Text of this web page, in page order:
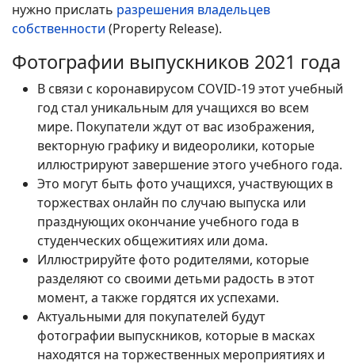
нужно прислать разрешения владельцев
собственности (Property Release).
Фотографии выпускников 2021 года
В связи с коронавирусом COVID-19 этот учебный
год стал уникальным для учащихся во всем
мире. Покупатели ждут от вас изображения,
векторную графику и видеоролики, которые
иллюстрируют завершение этого учебного года.
Это могут быть фото учащихся, участвующих в
торжествах онлайн по случаю выпуска или
празднующих окончание учебного года в
студенческих общежитиях или дома.
Иллюстрируйте фото родителями, которые
разделяют со своими детьми радость в этот
момент, а также гордятся их успехами.
Актуальными для покупателей будут
фотографии выпускников, которые в масках
находятся на торжественных мероприятиях и